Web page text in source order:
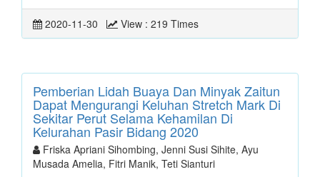
2020-11-30 View : 219 Times
Pemberian Lidah Buaya Dan Minyak Zaitun
Dapat Mengurangi Keluhan Stretch Mark Di
Sekitar Perut Selama Kehamilan Di
Kelurahan Pasir Bidang 2020
Friska Apriani Sihombing, Jenni Susi Sihite, Ayu
Musada Amelia, Fitri Manik, Teti Sianturi